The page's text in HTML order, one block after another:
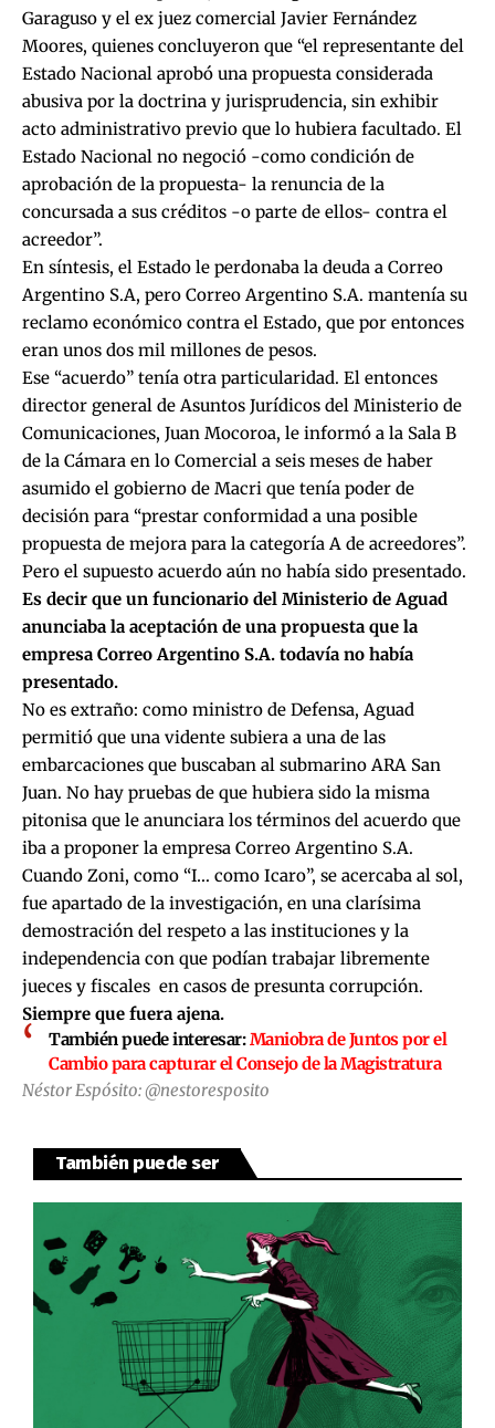
Garaguso y el ex juez comercial Javier Fernández
Moores, quienes concluyeron que “el representante del
Estado Nacional aprobó una propuesta considerada
abusiva por la doctrina y jurisprudencia, sin exhibir
acto administrativo previo que lo hubiera facultado. El
Estado Nacional no negoció -como condición de
aprobación de la propuesta- la renuncia de la
concursada a sus créditos -o parte de ellos- contra el
acreedor”.
En síntesis, el Estado le perdonaba la deuda a Correo
Argentino S.A, pero Correo Argentino S.A. mantenía su
reclamo económico contra el Estado, que por entonces
eran unos dos mil millones de pesos.
Ese “acuerdo” tenía otra particularidad. El entonces
director general de Asuntos Jurídicos del Ministerio de
Comunicaciones, Juan Mocoroa, le informó a la Sala B
de la Cámara en lo Comercial a seis meses de haber
asumido el gobierno de Macri que tenía poder de
decisión para “prestar conformidad a una posible
propuesta de mejora para la categoría A de acreedores”.
Pero el supuesto acuerdo aún no había sido presentado.
Es decir que un funcionario del Ministerio de Aguad
anunciaba la aceptación de una propuesta que la
empresa Correo Argentino S.A. todavía no había
presentado.
No es extraño: como ministro de Defensa, Aguad
permitió que una vidente subiera a una de las
embarcaciones que buscaban al submarino ARA San
Juan. No hay pruebas de que hubiera sido la misma
pitonisa que le anunciara los términos del acuerdo que
iba a proponer la empresa Correo Argentino S.A.
Cuando Zoni, como “I… como Icaro”, se acercaba al sol,
fue apartado de la investigación, en una clarísima
demostración del respeto a las instituciones y la
independencia con que podían trabajar libremente
jueces y fiscales en casos de presunta corrupción.
Siempre que fuera ajena.
También puede interesar:Maniobra de Juntos por el
Cambio para capturar el Consejo de la Magistratura
Néstor Espósito: @nestoresposito
También puede ser